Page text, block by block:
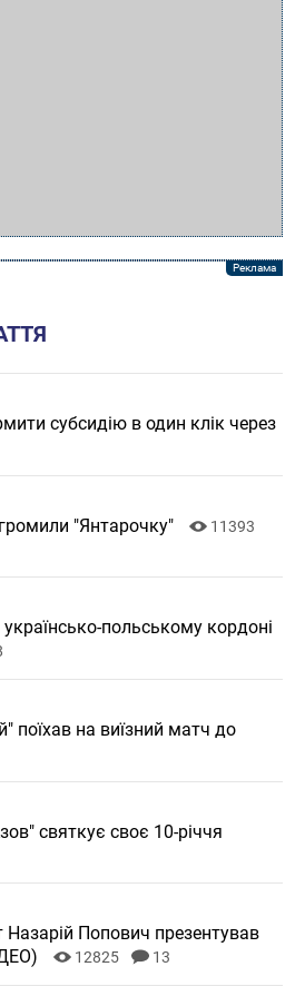
субсидію в один клік через
"Янтарочку"
11393
польському кордоні
поїхав на виїзний матч до
святкує своє 10-річчя
Назарій Попович презентував
12825 13